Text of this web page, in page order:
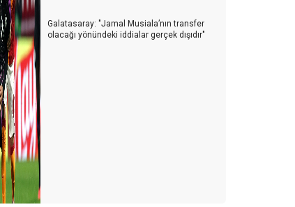
Galatasaray: "Jamal Musiala’nın transfer
olacağı yönündeki iddialar gerçek dışıdır"